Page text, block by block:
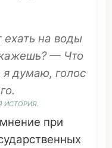
ехать на воды
? — Что
ядумаю, голос
ИСТОРИЯ.
мнение при